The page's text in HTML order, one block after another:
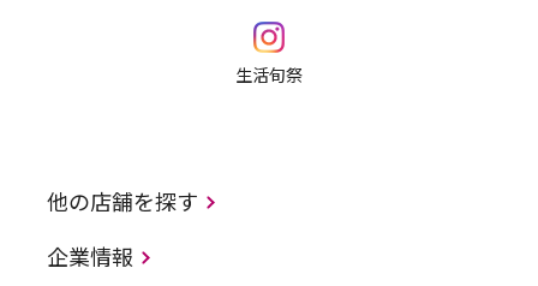
生活旬祭
他の店舗を探す
企業情報